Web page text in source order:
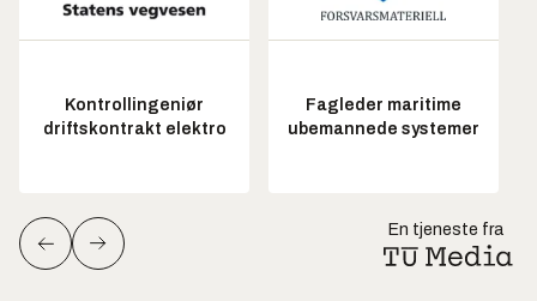
Kontrollingeniør
driftskontrakt elektro
Fagleder maritime
ubemannede systemer
En tjeneste fra